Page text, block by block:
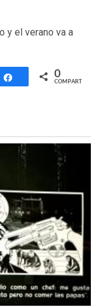
y el verano va a
Compartir
0
COMPARTIR